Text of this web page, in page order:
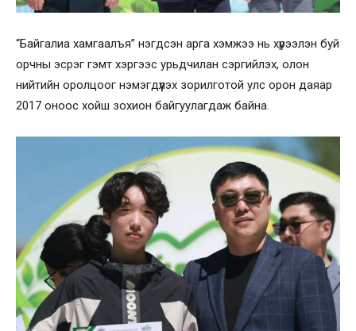
“Байгалиа хамгаалъя” нэгдсэн арга хэмжээ нь хүрээлэн буй
орчны эсрэг гэмт хэргээс урьдчилан сэргийлэх, олон
нийтийн оролцоог нэмэгдүүлэх зорилготой улс орон даяар
2017 оноос хойш зохион байгуулагдаж байна.